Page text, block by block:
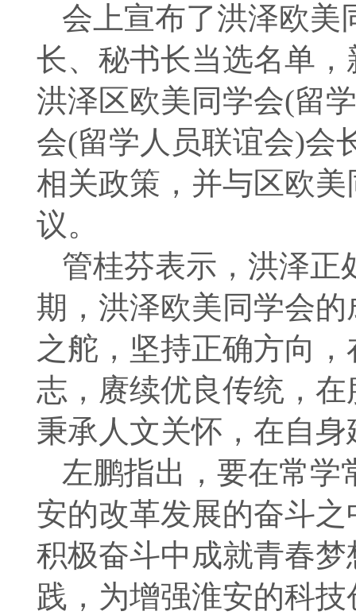
会上宣布了洪泽欧美
长、秘书长当选名单
洪泽区欧美同学会(留
会(留学人员联谊会)会
相关政策，并与区欧
议。
管桂芬表示，洪泽正
期，洪泽欧美同学会
之舵，坚持正确方向
志，赓续优良传统，
秉承人文关怀，在自
左鹏指出，要在常学
安的改革发展的奋斗
积极奋斗中成就青春
践，为增强淮安的科